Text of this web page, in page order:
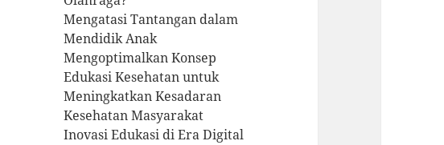
Mengatasi Tantangan dalam
Mendidik Anak
Mengoptimalkan Konsep
Edukasi Kesehatan untuk
Meningkatkan Kesadaran
Kesehatan Masyarakat
Inovasi Edukasi di Era Digital